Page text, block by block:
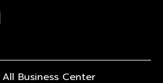
Business Center